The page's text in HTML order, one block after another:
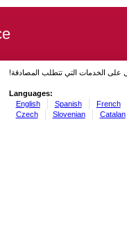
على الخدمات التي تتطلب المصادقة!
Languages:
English
Spanish French
Czech
Slovenian Catalan